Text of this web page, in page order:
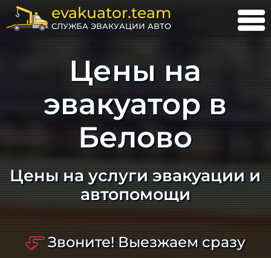
evakuator.team
СЛУЖБА ЭВАКУАЦИИ АВТО
Цены на
эвакуатор в
Белово
Цены на услуги эвакуации и
автопомощи
Звоните! Выезжаем сразу